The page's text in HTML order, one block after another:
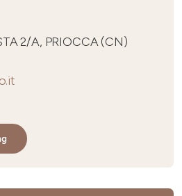
2/A, PRIOCCA (CN)